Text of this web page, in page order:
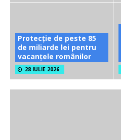
Protecție de peste 85
de miliarde lei pentru
vacanțele românilor
28 IULIE 2026